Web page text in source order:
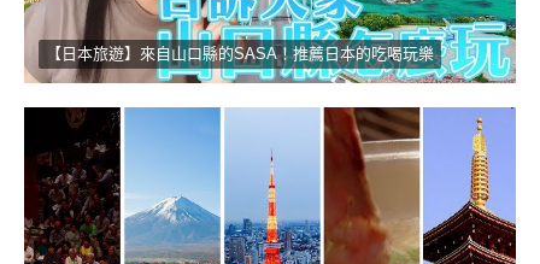
【日本旅遊】來自山口縣的SASA！推薦日本的吃喝玩樂